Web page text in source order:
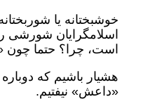
خوشبختانه یا
اسلامگرایان شورشی
است، چرا؟ حتما چون
هشیار باشیم که
«داعش» نیفتیم.